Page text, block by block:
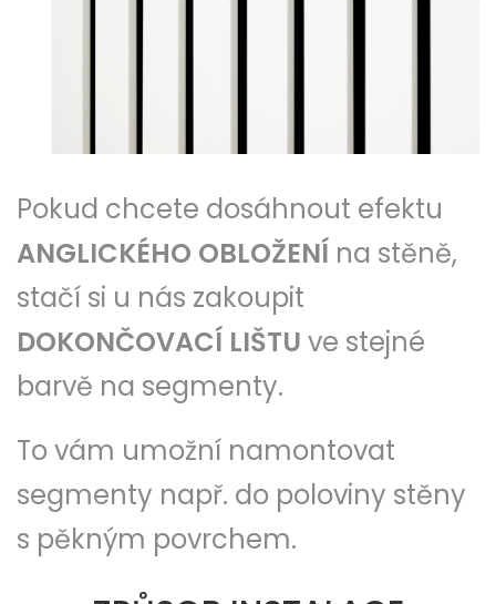
Pokud chcete dosáhnout efektu
ANGLICKÉHO OBLOŽENÍ na stěně,
stačí si u nás zakoupit
DOKONČOVACÍ LIŠTU ve stejné
barvě na segmenty.
To vám umožní namontovat
segmenty např. do poloviny stěny
s pěkným povrchem.